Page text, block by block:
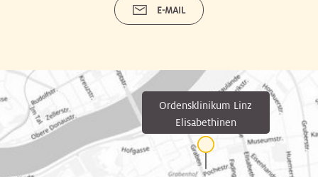
E-MAIL
Ordensklinikum Linz
Elisabethinen